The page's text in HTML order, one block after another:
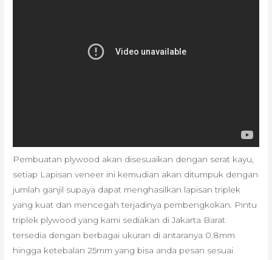
Pembuatan plywood akan disesuaikan dengan serat kayu,
setiap Lapisan veneer ini kemudian akan ditumpuk dengan
jumlah ganjil supaya dapat menghasilkan lapisan triplek
yang kuat dan mencegah terjadinya pembengkokan. Pintu
triplek plywood yang kami sediakan di Jakarta Barat
tersedia dengan berbagai ukuran di antaranya 0.8mm
hingga ketebalan 25mm yang bisa anda pesan sesuai